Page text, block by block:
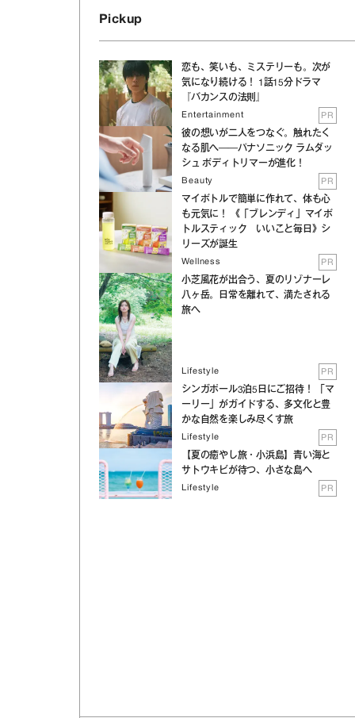
Pickup
恋も、笑いも、ミステリーも。次が
気になり続ける！ 1話15分ドラマ
『バカンスの法則』
Entertainment PR
彼の想いが二人をつなぐ。触れたく
なる肌へ──パナソニック ラムダッ
シュ ボディトリマーが進化！
Beauty PR
マイボトルで簡単に作れて、体も心
も元気に！ 《「ブレンディ」マイボ
トルスティック いいこと毎日》シ
リーズが誕生
Wellness PR
小芝風花が出合う、夏のリゾナーレ
八ヶ岳。日常を離れて、満たされる
旅へ
Lifestyle PR
シンガポール3泊5日にご招待！ 「マ
ーリー」がガイドする、多文化と豊
かな自然を楽しみ尽くす旅
Lifestyle PR
【夏の癒やし旅・小浜島】青い海と
サトウキビが待つ、小さな島へ
Lifestyle PR